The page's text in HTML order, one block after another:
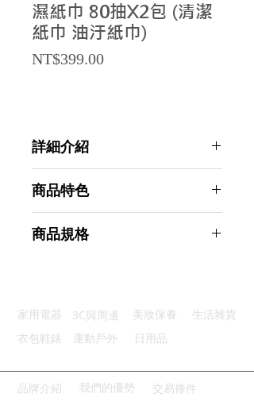
濕紙巾 80抽X2包 (清潔
紙巾 油汙紙巾)
NT$399.00Price
詳細介紹
商品特色
清新氣味：檸檬精華去汙除異味
商品規格
主要材質：無坊布
商品尺寸：16*9.5*6cm
產地名稱：中國大陸
代理商：亞桓有限公司
家用電器 3C與周邊 美妝保養
生活雜貨
衣包鞋錶
運動戶外 日用品
品牌介紹 我們的優勢 交易條件